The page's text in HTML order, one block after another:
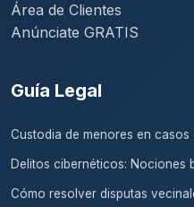
Área de Clientes
Anúnciate GRATIS
Guía Legal
Custodia de menores en casos
Delitos cibernéticos: Nociones
Cómo resolver disputas